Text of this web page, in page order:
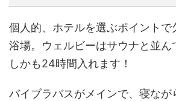
個人的、ホテルを選ぶポイントで
浴場。ウェルビーはサウナと並ん
しかも24時間入れます！
バイブラバスがメインで、寝なが